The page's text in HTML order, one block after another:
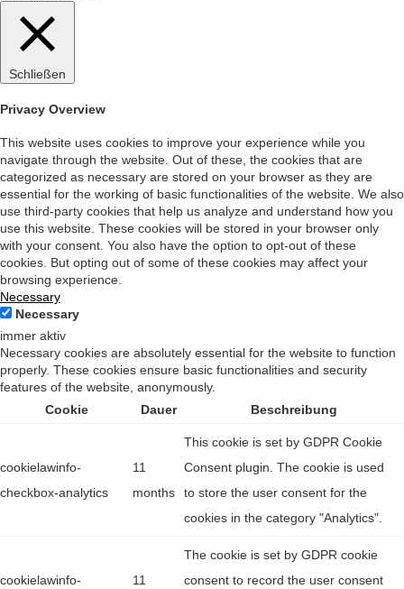
Schließen
Privacy Overview
This website uses cookies to improve your experience while you
navigate through the website. Out of these, the cookies that are
categorized as necessary are stored on your browser as they are
essential for the working of basic functionalities of the website. We also
use third-party cookies that help us analyze and understand how you
use this website. These cookies will be stored in your browser only
with your consent. You also have the option to opt-out of these
cookies. But opting out of some of these cookies may affect your
browsing experience.
Necessary
Necessary
immer aktiv
Necessary cookies are absolutely essential for the website to function
properly. These cookies ensure basic functionalities and security
features of the website, anonymously.
Cookie
Dauer Beschreibung
cookielawinfo-
checkbox-analytics
11
months
This cookie is set by GDPR Cookie
Consent plugin. The cookie is used
to store the user consent for the
cookies in the category "Analytics".
cookielawinfo-
11
The cookie is set by GDPR cookie
consent to record the user consent